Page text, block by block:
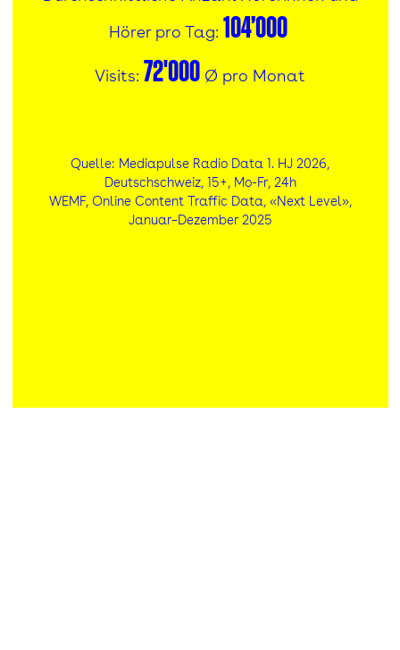
Hörer pro Tag: 104’000
Visits: 72'000 Ø pro Monat
Quelle: Mediapulse Radio Data 1. HJ 2026,
Deutschschweiz, 15+, Mo-Fr, 24h
WEMF, Online Content Traffic Data, «Next Level»,
Januar–Dezember 2025